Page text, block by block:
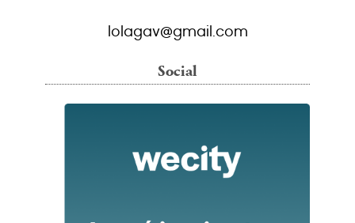
lolagav@gmail.com
Social